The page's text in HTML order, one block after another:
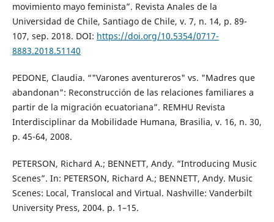
movimiento mayo feminista”. Revista Anales de la
Universidad de Chile, Santiago de Chile, v. 7, n. 14, p. 89-
107, sep. 2018. DOI: https://doi.org/10.5354/0717-
8883.2018.51140
PEDONE, Claudia. “"Varones aventureros" vs. "Madres que
abandonan": Reconstrucción de las relaciones familiares a
partir de la migración ecuatoriana”. REMHU Revista
Interdisciplinar da Mobilidade Humana, Brasilia, v. 16, n. 30,
p. 45-64, 2008.
PETERSON, Richard A.; BENNETT, Andy. “Introducing Music
Scenes”. In: PETERSON, Richard A.; BENNETT, Andy. Music
Scenes: Local, Translocal and Virtual. Nashville: Vanderbilt
University Press, 2004. p. 1–15.